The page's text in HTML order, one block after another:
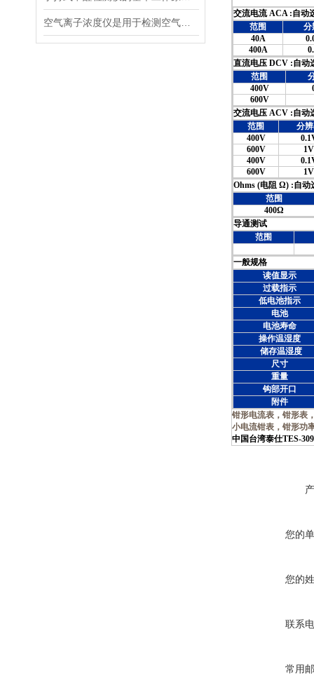
交流电流 ACA :自动
范围
分
40A
400A
直流电压 DCV :自动
范围
400V
600V
交流电压 ACV :自动
范围
分
400V
600V
1V
400V
600V
1V
Ohms (电阻 Ω) :自动
范围
400Ω
导通测试
范围
一般规格
读值显示
过载指示
低电池指示
电池
电池寿命
操作温湿度
储存温湿度
尺寸
重量
钩部开口
附件
钳形电流表 ， 钳形表
小电流钳表 ， 钳形功
中国台湾泰仕TES-
您的
您的
联系
常用